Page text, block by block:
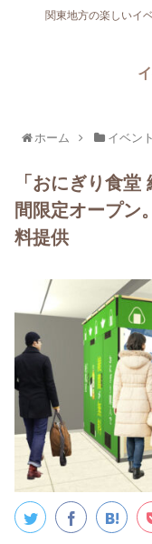
関東地方の楽しいイ
ホーム イベント
「おにぎり食
間限定オープン
料提供